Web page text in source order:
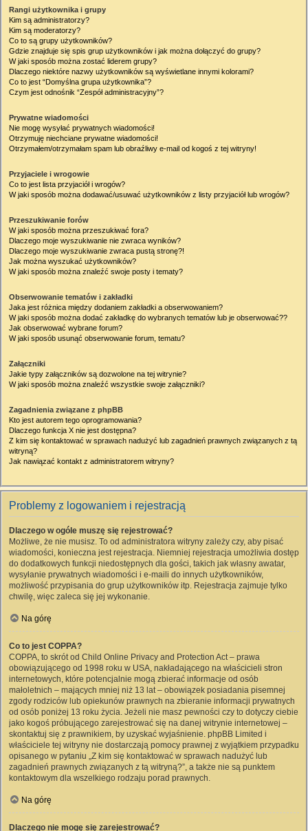
Rangi użytkownika i grupy
Kim są administratorzy?
Kim są moderatorzy?
Co to są grupy użytkowników?
Gdzie znajduje się spis grup użytkowników i jak można dołączyć do grupy?
W jaki sposób można zostać liderem grupy?
Dlaczego niektóre nazwy użytkowników są wyświetlane innymi kolorami?
Co to jest “Domyślna grupa użytkownika”?
Czym jest odnośnik “Zespół administracyjny”?
Prywatne wiadomości
Nie mogę wysyłać prywatnych wiadomości!
Otrzymuję niechciane prywatne wiadomości!
Otrzymałem/otrzymałam spam lub obraźliwy e-mail od kogoś z tej witryny!
Przyjaciele i wrogowie
Co to jest lista przyjaciół i wrogów?
W jaki sposób można dodawać/usuwać użytkowników z listy przyjaciół lub wrogów?
Przeszukiwanie forów
W jaki sposób można przeszukiwać fora?
Dlaczego moje wyszukiwanie nie zwraca wyników?
Dlaczego moje wyszukiwanie zwraca pustą stronę?!
Jak można wyszukać użytkowników?
W jaki sposób można znaleźć swoje posty i tematy?
Obserwowanie tematów i zakładki
Jaka jest różnica między dodaniem zakładki a obserwowaniem?
W jaki sposób można dodać zakładkę do wybranych tematów lub je obserwować??
Jak obserwować wybrane forum?
W jaki sposób usunąć obserwowanie forum, tematu?
Załączniki
Jakie typy załączników są dozwolone na tej witrynie?
W jaki sposób można znaleźć wszystkie swoje załączniki?
Zagadnienia związane z phpBB
Kto jest autorem tego oprogramowania?
Dlaczego funkcja X nie jest dostępna?
Z kim się kontaktować w sprawach nadużyć lub zagadnień prawnych związanych z tą
witryną?
Jak nawiązać kontakt z administratorem witryny?
Problemy z logowaniem i rejestracją
Dlaczego w ogóle muszę się rejestrować?
Możliwe, że nie musisz. To od administratora witryny zależy czy, aby pisać
wiadomości, konieczna jest rejestracja. Niemniej rejestracja umożliwia dostęp
do dodatkowych funkcji niedostępnych dla gości, takich jak własny awatar,
wysyłanie prywatnych wiadomości i e-maili do innych użytkowników,
możliwość przypisania do grup użytkowników itp. Rejestracja zajmuje tylko
chwilę, więc zaleca się jej wykonanie.
Na górę
Co to jest COPPA?
COPPA, to skrót od Child Online Privacy and Protection Act – prawa
obowiązującego od 1998 roku w USA, nakładającego na właścicieli stron
internetowych, które potencjalnie mogą zbierać informacje od osób
małoletnich – mających mniej niż 13 lat – obowiązek posiadania pisemnej
zgody rodziców lub opiekunów prawnych na zbieranie informacji prywatnych
od osób poniżej 13 roku życia. Jeżeli nie masz pewności czy to dotyczy ciebie
jako kogoś próbującego zarejestrować się na danej witrynie internetowej –
skontaktuj się z prawnikiem, by uzyskać wyjaśnienie. phpBB Limited i
właściciele tej witryny nie dostarczają pomocy prawnej z wyjątkiem przypadku
opisanego w pytaniu „Z kim się kontaktować w sprawach nadużyć lub
zagadnień prawnych związanych z tą witryną?”, a także nie są punktem
kontaktowym dla wszelkiego rodzaju porad prawnych.
Na górę
Dlaczego nie mogę się zarejestrować?